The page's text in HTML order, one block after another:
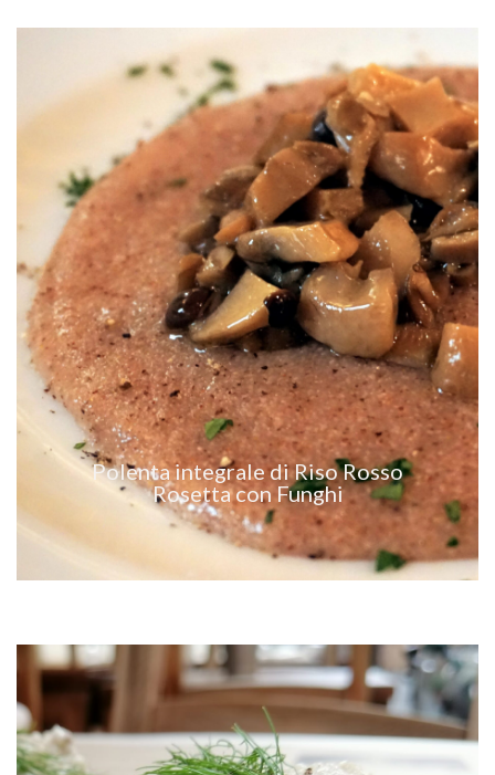
Polenta integrale di Riso Rosso
Rosetta con Funghi
VEDI RICETTA